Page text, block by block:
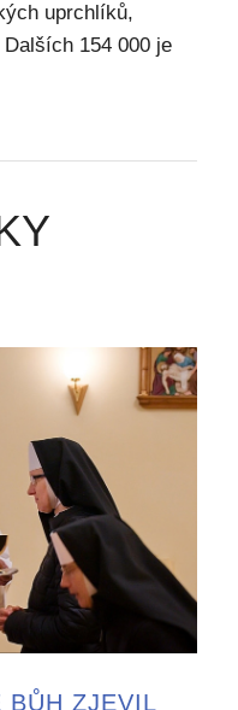
uprchlíků,
154 000 je
BŮH ZJEVIL